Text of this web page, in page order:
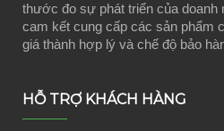
thước đo sự phát triển của doanh
cam kết cung cấp các sản phẩm
giá thành hợp lý và chế độ bảo
HỖ TRỢ KHÁCH HÀNG